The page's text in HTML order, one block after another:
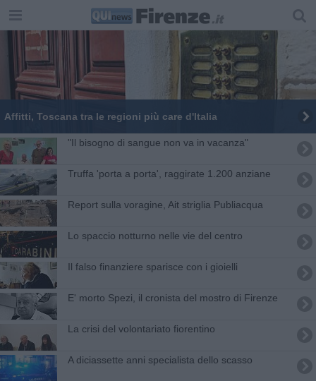
Affitti, Toscana tra le regioni più care d'Italia
"Il bisogno di sangue non va in vacanza"
Truffa 'porta a porta', raggirate 1.200 anziane
Report sulla voragine, Ait striglia Publiacqua
Lo spaccio notturno nelle vie del centro
Il falso finanziere sparisce con i gioielli
E' morto Spezi, il cronista del mostro di Firenze
La crisi del volontariato fiorentino
A diciassette anni specialista dello scasso